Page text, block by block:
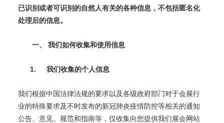
已识别或者可识别的自然人有关的各种信息，不包括匿名化
处理后的信息。
一、 我们如何收集和使用信息
1. 我们收集的个人信息
我们根据中国法律法规的要求以及各级政府部门对于会展行
业的特殊要求及不时发布的新冠肺炎疫情防控等相关的通知
公告、意见、规范和指南等，仅收集向您提供我们展会网站